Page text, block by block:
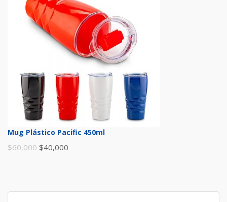
Mug Plástico Pacific 450ml
$60,000 $40,000
Buscar: